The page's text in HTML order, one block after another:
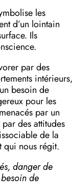
les
d’un lointain
Ils
par des
intérieurs,
besoin de
pour les
par un
des attitudes
de la
qui nous régit.
danger de
de